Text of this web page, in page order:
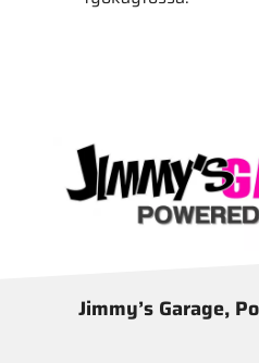
Jimmy’s Garage,